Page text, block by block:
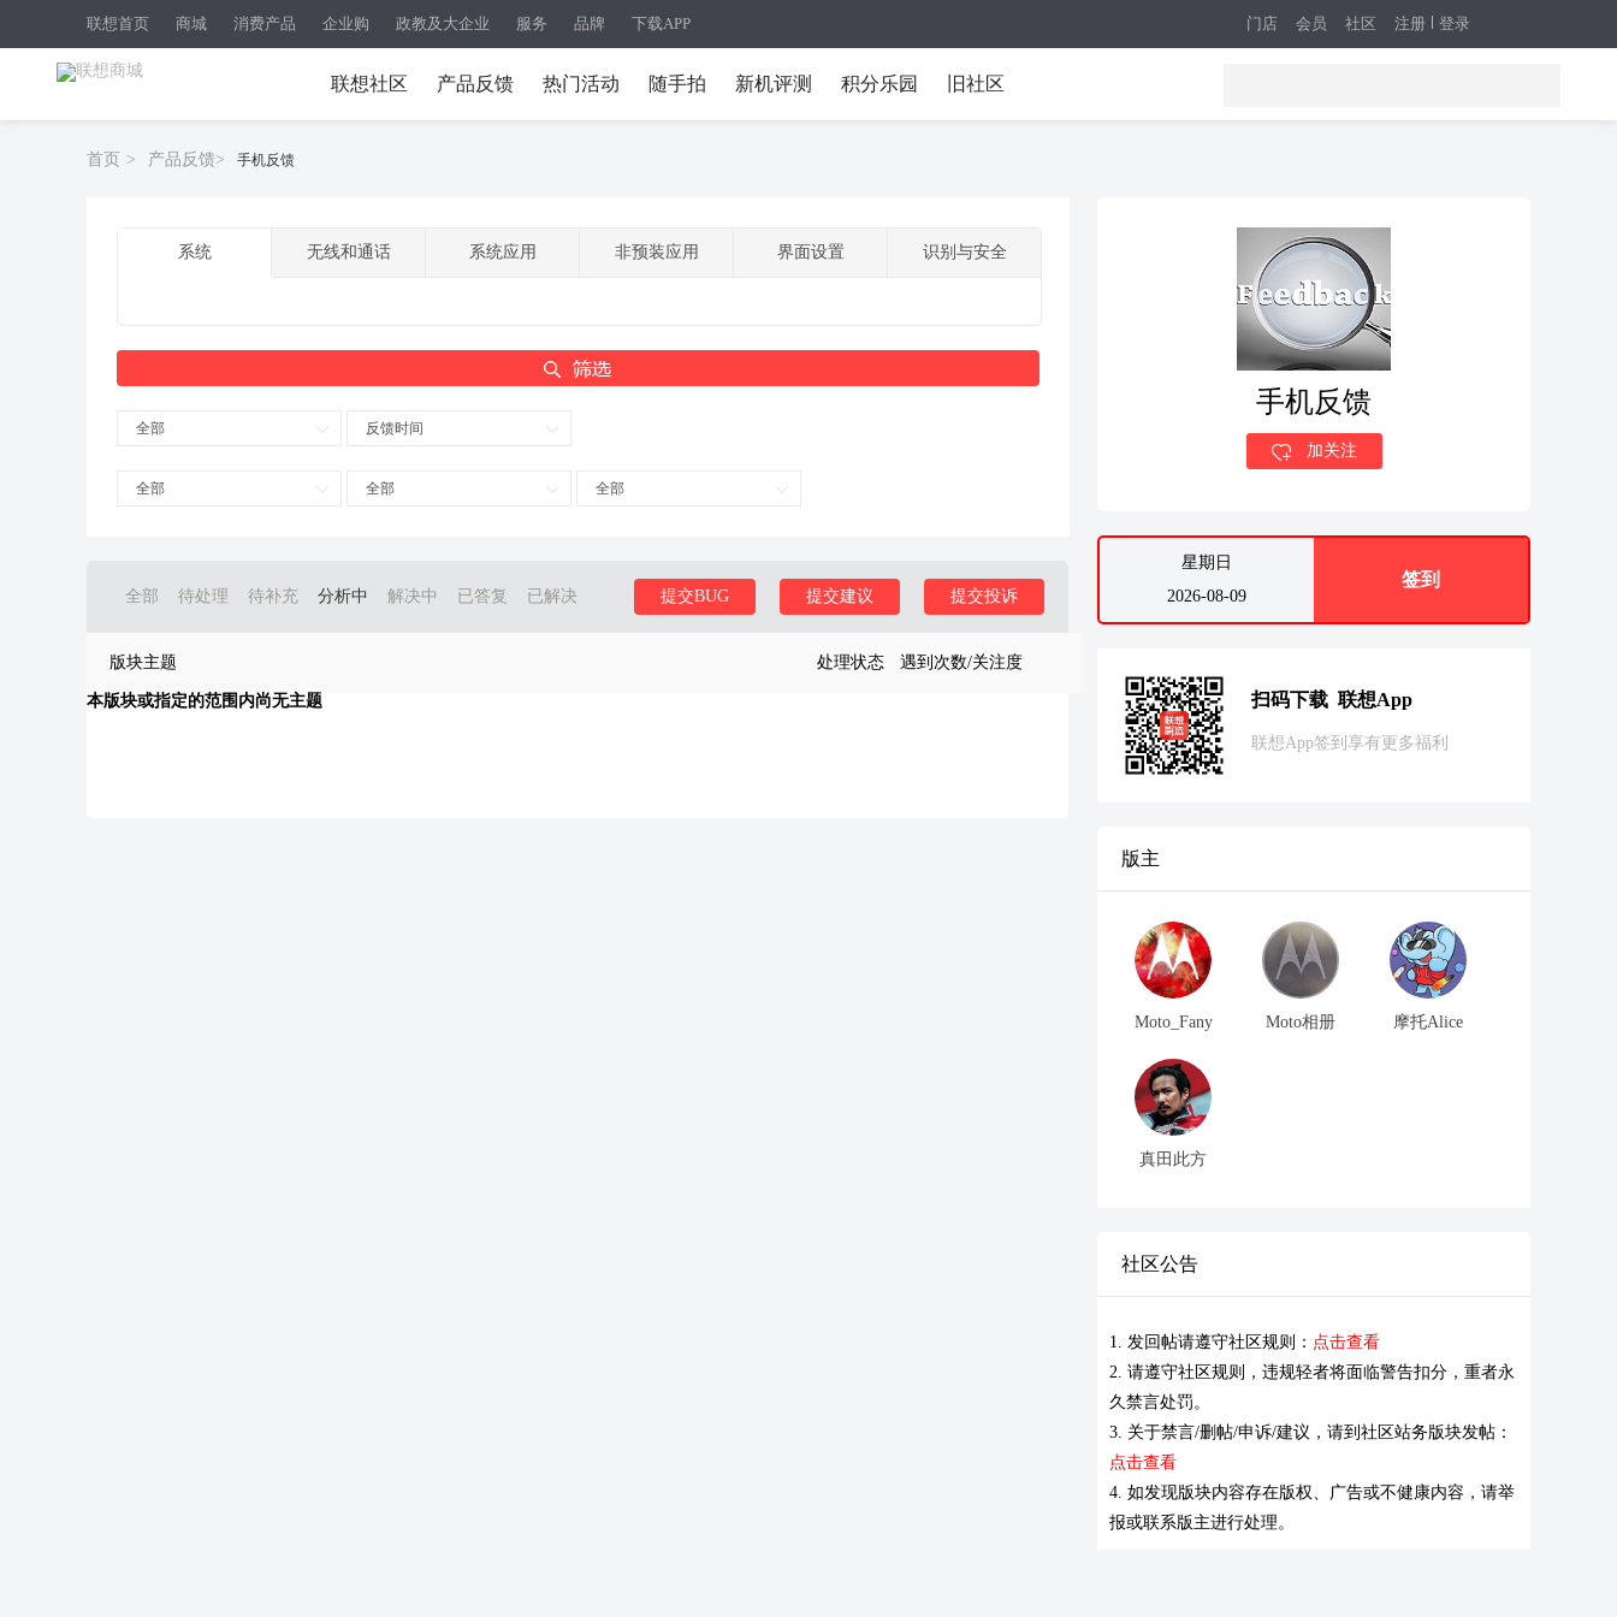
联想首页 商城 消费产品 企业购 政教及大企业 服务 品牌 下载APP 注册 登录
门店 会员 社区
联想社区 产品反馈 热门活动 随手拍 新机评测 积分乐园 旧社区
首页 > 产品反馈> 手机反馈
系统 无线和通话 系统应用 非预装应用 界面设置 识别与安全
全部 反馈时间
全部 全部 全部
全部 待处理 待补充 分析中 解决中 已答复 已解决 提交投诉
提交建议
提交BUG
版块主题 处理状态 遇到次数/关注度
本版块或指定的范围内尚无主题
手机反馈
加关注
星期日
2026-08-09
签到
扫码下载 联想App
联想App签到享有更多福利
版主
Moto_Fany Moto相册 摩托Alice
真田此方
社区公告
1. 发回帖请遵守社区规则： 点击查看
2. 请遵守社区规则，违规轻者将面临警告扣分，重者永
久禁言处罚。
3. 关于禁言/删帖/申诉/建议，请到社区站务版块发帖：
点击查看
4. 如发现版块内容存在版权、广告或不健康内容，请举
报或联系版主进行处理。